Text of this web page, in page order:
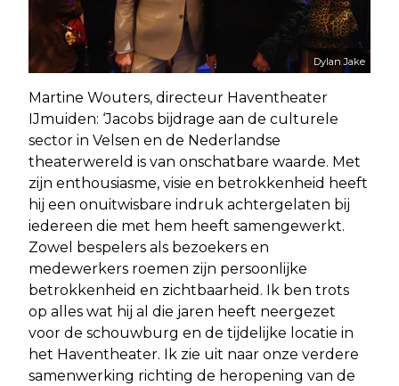
Dylan Jake
Martine Wouters, directeur Haventheater
IJmuiden: ‘Jacobs bijdrage aan de culturele
sector in Velsen en de Nederlandse
theaterwereld is van onschatbare waarde. Met
zijn enthousiasme, visie en betrokkenheid heeft
hij een onuitwisbare indruk achtergelaten bij
iedereen die met hem heeft samengewerkt.
Zowel bespelers als bezoekers en
medewerkers roemen zijn persoonlijke
betrokkenheid en zichtbaarheid. Ik ben trots
op alles wat hij al die jaren heeft neergezet
voor de schouwburg en de tijdelijke locatie in
het Haventheater. Ik zie uit naar onze verdere
samenwerking richting de heropening van de